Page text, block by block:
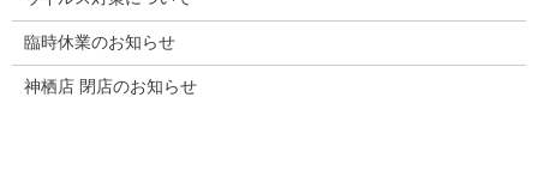
臨時休業のお知らせ
神栖店 閉店のお知らせ